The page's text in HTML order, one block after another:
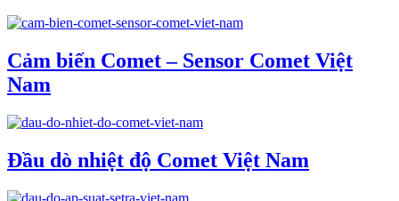
Cảm biến Comet – Sensor Comet Việt
Nam
Đầu dò nhiệt độ Comet Việt Nam